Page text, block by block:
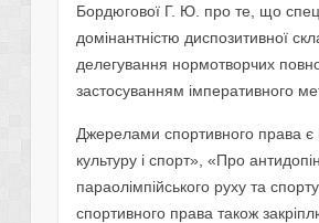
Бордюгової Г. Ю. про те, що
домінантністю диспозитивної
делегування нормотворчих
застосуванням імперативного
Джерелами спортивного права є
культуру і спорт», «Про
параолімпійського руху та
спортивного права також